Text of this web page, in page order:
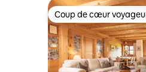
Coup de cœur
Coup de cœur